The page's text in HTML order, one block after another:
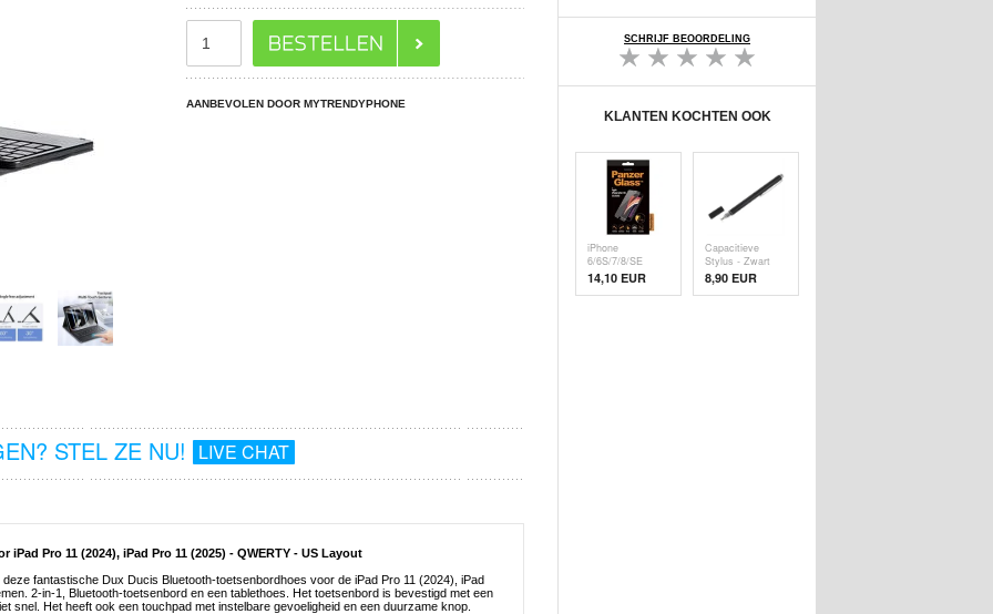
AANBEVOLEN DOOR MYTRENDYPHONE
STEL ZE NU! LIVE CHAT
Pro 11 (2024), iPad Pro 11 (2025) - QWERTY - US Layout
fantastische Dux Ducis Bluetooth-toetsenbordhoes voor de iPad Pro 11 (2024), iPad
2-in-1, Bluetooth-toetsenbord en een tablethoes. Het toetsenbord is bevestigd met een
snel. Het heeft ook een touchpad met instelbare gevoeligheid en een duurzame knop.
SCHRIJF BEOORDELING
KLANTEN KOCHTEN OOK
iPhone
6/6S/7/8/SE
(2020)/SE (
14,10 EUR
Capacitieve
Stylus - Zwart
8,90 EUR